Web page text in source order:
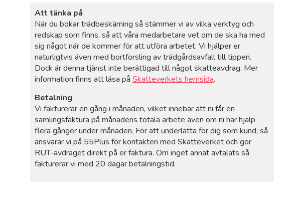
Att tänka på
När du bokar trädbeskärning så stämmer vi av vilka verktyg och
redskap som finns, så att våra medarbetare vet om de ska ha med
sig något när de kommer för att utföra arbetet. Vi hjälper er
naturligtvis även med bortforsling av trädgårdsavfall till tippen.
Dock är denna tjänst inte berättigad till något skatteavdrag. Mer
information finns att läsa påSkatteverkets hemsida.
Betalning
Vi fakturerar en gång i månaden, vilket innebär att ni får en
samlingsfaktura på månadens totala arbete även om ni har hjälp
flera gånger under månaden. För att underlätta för dig som kund, så
ansvarar vi på 55Plus för kontakten med Skatteverket och gör
RUT-avdraget direkt på er faktura. Om inget annat avtalats så
fakturerar vi med 20 dagar betalningstid.